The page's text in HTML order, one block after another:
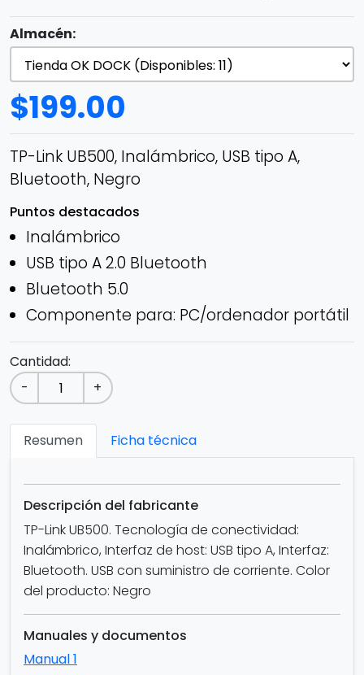
Almacén:
$199.00
TP-Link UB500, Inalámbrico, USB tipo A,
Bluetooth, Negro
Puntos destacados
Inalámbrico
USB tipo A 2.0 Bluetooth
Bluetooth 5.0
Componente para: PC/ordenador portátil
Cantidad:
-
+
Resumen Ficha técnica
Descripción del fabricante
TP-Link UB500. Tecnología de conectividad:
Inalámbrico, Interfaz de host: USB tipo A, Interfaz:
Bluetooth. USB con suministro de corriente. Color
del producto: Negro
Manuales y documentos
Manual 1